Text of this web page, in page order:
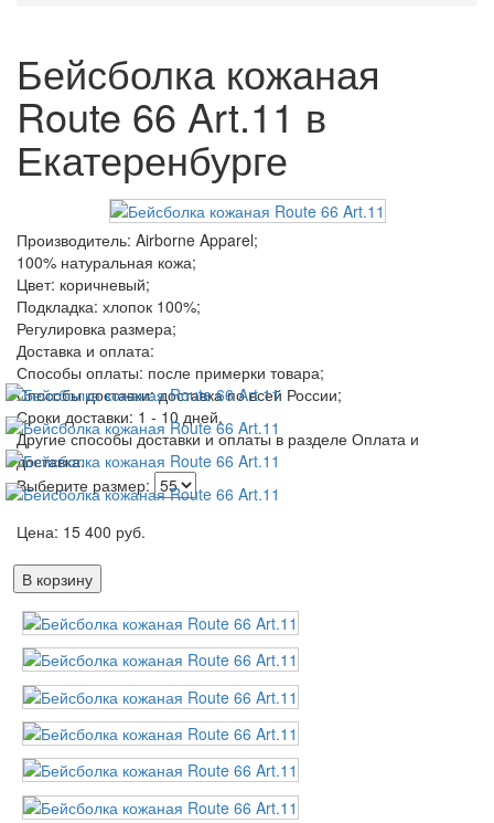
Бейсболка кожаная
Route 66 Art.11 в
Екатеренбурге
Производитель: Airborne Apparel;
100% натуральная кожа;
Цвет: коричневый;
Подкладка: хлопок 100%;
Регулировка размера;
Доставка и оплата:
Способы оплаты: после примерки товара;
Способы доставки: доставка по всей России;
Сроки доставки: 1 - 10 дней,
Другие способы доставки и оплаты в разделе Оплата и
доставка.
Выберите размер:
Цена: 15 400 руб.
В корзину